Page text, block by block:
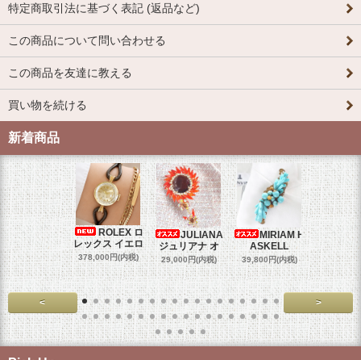
特定商取引法に基づく表記 (返品など)
この商品について問い合わせる
この商品を友達に教える
買い物を続ける
新着商品
ROLEX ロ
レックス イエロ
378,000円(内税)
JULIANA
ジュリアナ オ
29,000円(内税)
MIRIAM H
ASKELL
39,800円(内税)
オメガマ
スダ
458,000円
< >